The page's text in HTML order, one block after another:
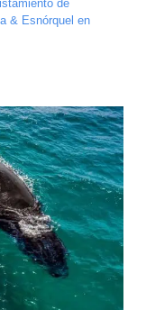
de
& Esnórquel en